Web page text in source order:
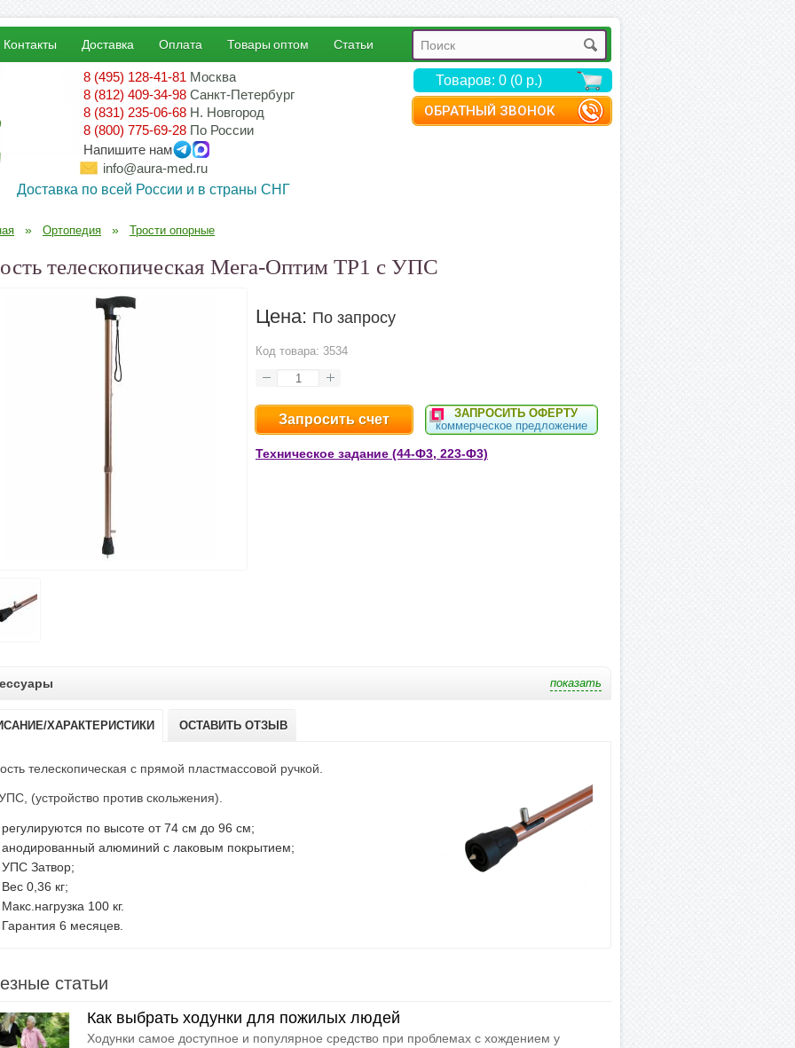
ОБРАТНЫЙ ЗВОНОК
Контакты Доставка Оплата Товары оптом Статьи
8 (495) 128-41-81 Москва
8 (812) 409-34-98 Санкт-Петербург
8 (831) 235-06-68 Н. Новгород
8 (800) 775-69-28 По России
Напишите нам
info@aura-med.ru
Доставка по всей России и в страны СНГ
Товаров: 0 (0 р.)
» Ортопедия » Трости опорные
телескопическая Мега-Оптим ТР1 с УПС
Цена: По запросу
Код товара: 3534
Запросить счет
ЗАПРОСИТЬ ОФЕРТУ
коммерческое предложение
Техническое задание (44-Ф3, 223-Ф3)
ХАРАКТЕРИСТИКИ ОСТАВИТЬ ОТЗЫВ
телескопическая с прямой пластмассовой ручкой.
(устройство против скольжения).
регулируются по высоте от 74 см до 96 см;
анодированный алюминий c лаковым покрытием;
УПС Затвор;
Вес 0,36 кг;
Макс.нагрузка 100 кг.
Гарантия 6 месяцев.
статьи
Как выбрать ходунки для пожилых людей
Ходунки самое доступное и популярное средство при проблемах с хождением у